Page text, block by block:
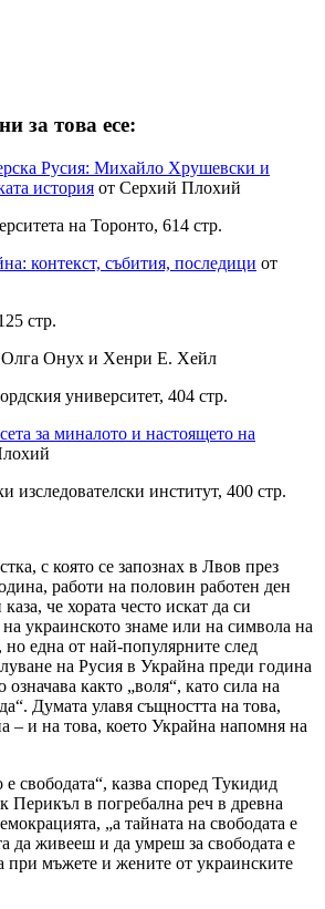
за това есе:
Русия: Михайло Хрушевски и
история от Серхий Плохий
на Торонто, 614 стр.
контекст, събития, последици от
стр.
Олга Онух и Хенри Е. Хейл
университет, 404 стр.
за миналото и настоящето на
изследователски институт, 400 стр.
с която се запознах в Лвов през
работи на половин работен ден
че хората често искат да си
украинското знаме или на символа на
но една от най-популярните след
на Русия в Украйна преди година
означава както „воля“, като сила на
Думата улавя същността на това,
– и на това, което Украйна напомня на
е свободата“, казва според Тукидид
Перикъл в погребална реч в древна
„а тайната на свободата е
да живееш и да умреш за свободата е
при мъжете и жените от украинските